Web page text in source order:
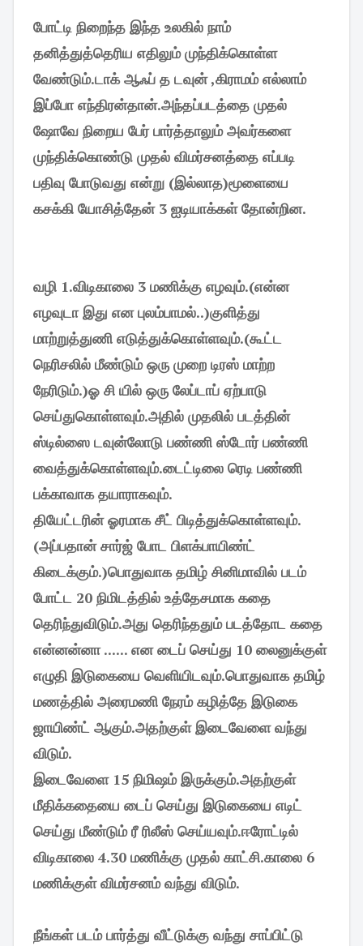
போட்டி நிறைந்த இந்த உலகில் நாம்
தனித்துத்தெரிய எதிலும் முந்திக்கொள்ள
வேண்டும்.டாக் ஆஃப் த டவுன் ,கிராமம் எல்லாம்
இப்போ எந்திரன்தான்.அந்தப்படத்தை முதல்
ஷோவே நிறைய பேர் பார்த்தாலும் அவர்களை
முந்திக்கொண்டு முதல் விமர்சனத்தை எப்படி
பதிவு போடுவது என்று (இல்லாத)மூளையை
கசக்கி யோசித்தேன் 3 ஐடியாக்கள் தோன்றின.
வழி 1.விடிகாலை 3 மணிக்கு எழவும்.(என்ன
எழவுடா இது என புலம்பாமல்..)குளித்து
மாற்றுத்துணி எடுத்துக்கொள்ளவும்.(கூட்ட
நெரிசலில் மீண்டும் ஒரு முறை டிரஸ் மாற்ற
நேரிடும்.)ஓ சி யில் ஒரு லேப்டாப் ஏற்பாடு
செய்துகொள்ளவும்.அதில் முதலில் படத்தின்
ஸ்டில்ஸை டவுன்லோடு பண்ணி ஸ்டோர் பண்ணி
வைத்துக்கொள்ளவும்.டைட்டிலை ரெடி பண்ணி
பக்காவாக தயாராகவும்.
தியேட்டரின் ஓரமாக சீட் பிடித்துக்கொள்ளவும்.
(அப்பதான் சார்ஜ் போட பிளக்பாயிண்ட்
கிடைக்கும்.)பொதுவாக தமிழ் சினிமாவில் படம்
போட்ட 20 நிமிடத்தில் உத்தேசமாக கதை
தெரிந்துவிடும்.அது தெரிந்ததும் படத்தோட கதை
என்னன்னா ...... என டைப் செய்து 10 லைனுக்குள்
எழுதி இடுகையை வெளியிடவும்.பொதுவாக தமிழ்
மணத்தில் அரைமணி நேரம் கழித்தே இடுகை
ஜாயிண்ட் ஆகும்.அதற்குள் இடைவேளை வந்து
விடும்.
இடைவேளை 15 நிமிஷம் இருக்கும்.அதற்குள்
மீதிக்கதையை டைப் செய்து இடுகையை எடிட்
செய்து மீண்டும் ரீ ரிலீஸ் செய்யவும்.ஈரோட்டில்
விடிகாலை 4.30 மணிக்கு முதல் காட்சி.காலை 6
மணிக்குள் விமர்சனம் வந்து விடும்.
நீங்கள் படம் பார்த்து வீட்டுக்கு வந்து சாப்பிட்டு